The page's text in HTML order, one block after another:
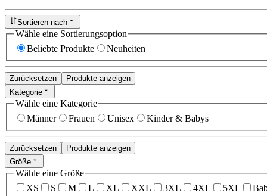
Sortieren nach
Wähle eine Sortierungsoption
Beliebte Produkte
Neuheiten
Zurücksetzen
Produkte anzeigen
Kategorie
Wähle eine Kategorie
Männer
Frauen Unisex Kinder & Babys
Zurücksetzen
Produkte anzeigen
Größe
Wähle eine Größe
XS
S M L XL XXL 3XL 4XL 5XL